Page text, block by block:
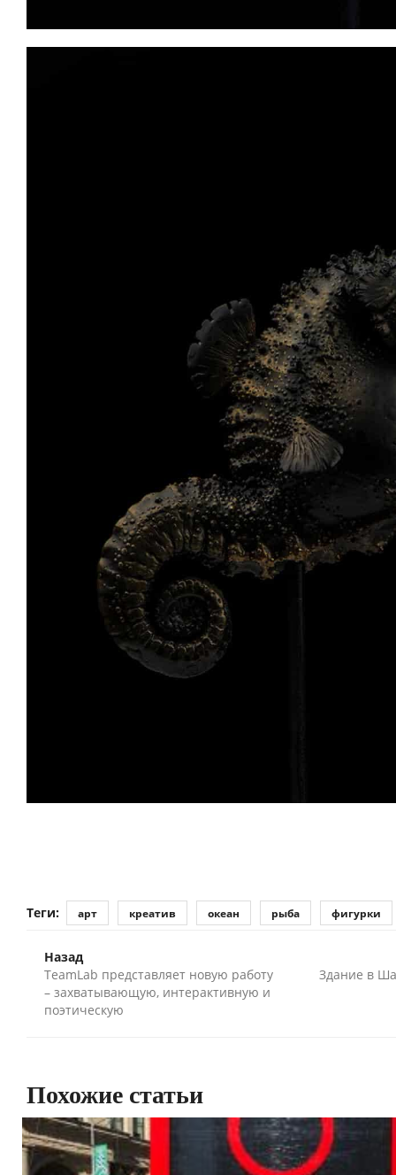
Теги: арт креатив океан рыба фигурки
Назад
TeamLab представляет новую работу
– захватывающую, интерактивную и
поэтическую
Здание в
Похожие статьи